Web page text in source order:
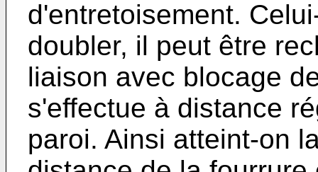
d'entretoisement.
doubler, il peut être
liaison avec blocage
s'effectue à distance
paroi. Ainsi atteint-on